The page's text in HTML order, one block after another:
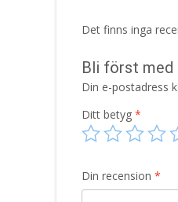
Det finns inga
Bli först med
Din e-postadress
Ditt betyg *
Din recension *